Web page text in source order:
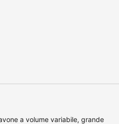
a volume variabile, grande